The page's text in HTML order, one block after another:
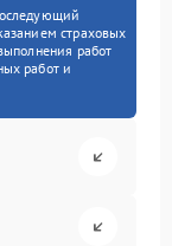
страховых
работ
работ и